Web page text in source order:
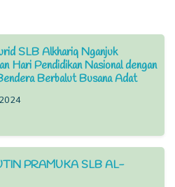
SLB Alkhariq Nganjuk
Hari Pendidikan Nasional dengan
Berbalut Busana Adat
PRAMUKA SLB AL-